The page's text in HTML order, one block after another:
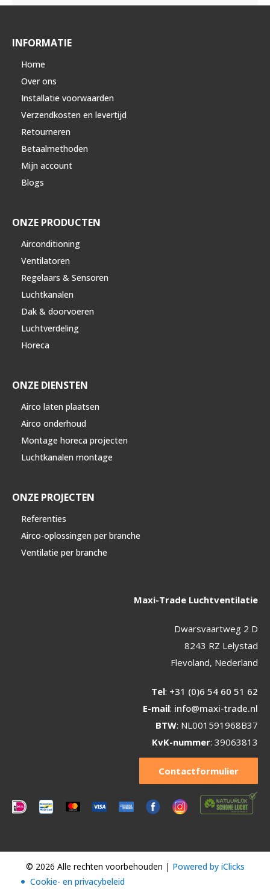
INFORMATIE
Home
Over ons
Installatie voorwaarden
Verzendkosten en levertijd
Retourneren
Betaalmethoden
Mijn account
Blogs
ONZE PRODUCTEN
Airconditioning
Ventilatoren
Regelaars & Sensoren
Luchtkanalen
Dak & doorvoeren
Luchtverdeling
Horeca
ONZE DIENSTEN
Airco laten plaatsen
Airco onderhoud
Montage horeca projecten
Luchtkanalen montage
ONZE PROJECTEN
Referenties
Airco-oplossingen per branche
Ventilatie per branche
Maxi-Trade Luchtventilatie
Dwarsvaartweg 2 D
8243 RZ Lelystad
Flevoland, Nederland
Tel: +31 (0)6 54 60 51 62
E-mail: info@maxi-trade.nl
BTW: NL001591968B37
KvK-nummer: 39063813
Contactformulier
© 2026 Alle rechten voorbehouden | Powered by iClicks
Cookie- en privacybeleid